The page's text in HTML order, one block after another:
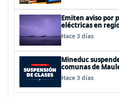
Emiten aviso por
eléctricas en
Hace 3 días
Mineduc
comunas de
para este lunes
Hace 3 días